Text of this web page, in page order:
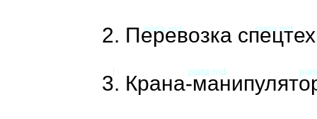
2. Перевозка
3. Крана-